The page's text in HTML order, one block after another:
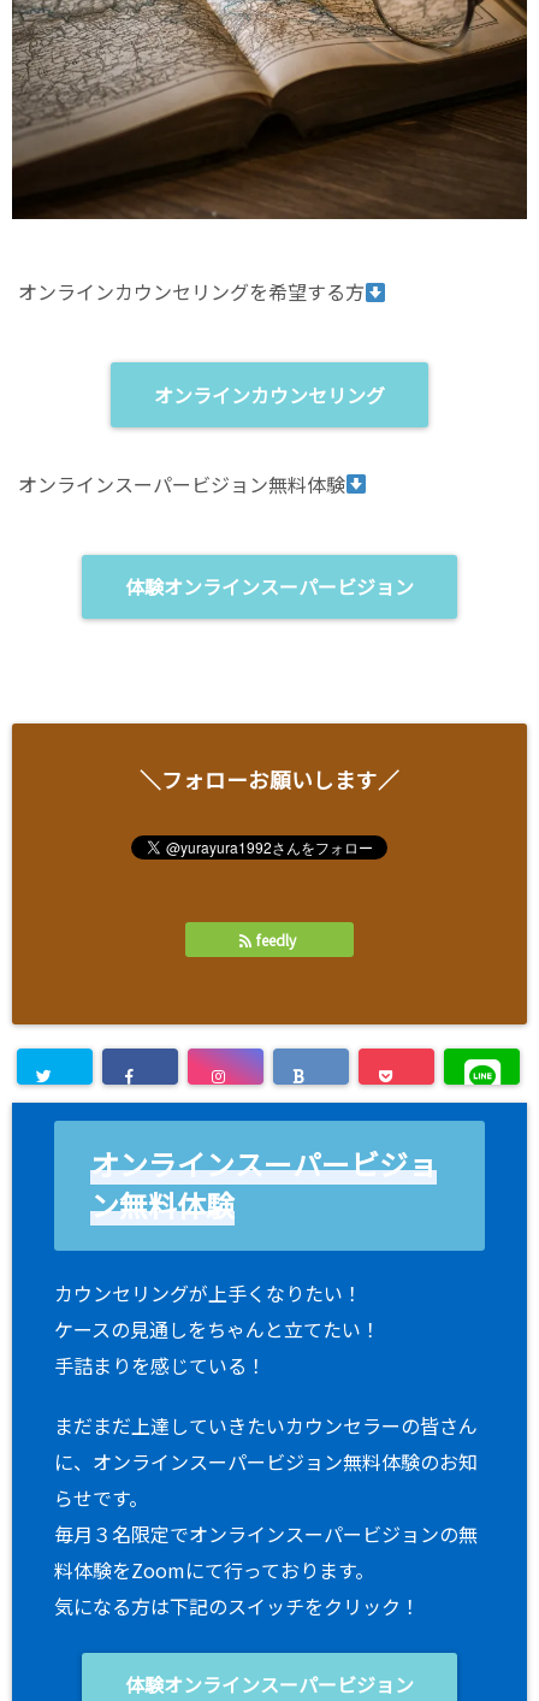
オンラインカウンセリングを希望する方
オンラインカウンセリング
オンラインスーパービジョン無料体験
体験オンラインスーパービジョン
＼フォローお願いします／
feedly
オンラインスーパービジョ
ン無料体験
カウンセリングが上手くなりたい！
ケースの見通しをちゃんと立てたい！
手詰まりを感じている！
まだまだ上達していきたいカウンセラーの皆さん
に、オンラインスーパービジョン無料体験のお知
らせです。
毎月３名限定でオンラインスーパービジョンの無
料体験をZoomにて行っております。
気になる方は下記のスイッチをクリック！
体験オンラインスーパービジョン